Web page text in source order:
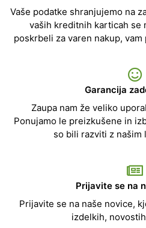
Vaše podatke shranjujemo na
vaših kreditnih karticah se
poskrbeli za varen nakup,
Garancija
Zaupa nam že veliko
Ponujamo le preizkušene in
so bili razviti z našim
Prijavite se na
Prijavite se na naše novice,
izdelkih,